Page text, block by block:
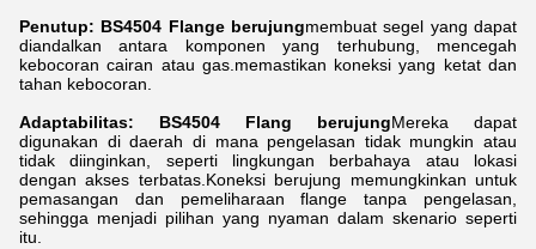
Penutup: BS4504 Flange berujungmembuat segel yang dapat
diandalkan antara komponen yang terhubung, mencegah
kebocoran cairan atau gas.memastikan koneksi yang ketat dan
tahan kebocoran.
Adaptabilitas: BS4504 Flang berujungMereka dapat
digunakan di daerah di mana pengelasan tidak mungkin atau
tidak diinginkan, seperti lingkungan berbahaya atau lokasi
dengan akses terbatas.Koneksi berujung memungkinkan untuk
pemasangan dan pemeliharaan flange tanpa pengelasan,
sehingga menjadi pilihan yang nyaman dalam skenario seperti
itu.